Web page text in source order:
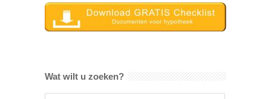
Wat wilt u zoeken?